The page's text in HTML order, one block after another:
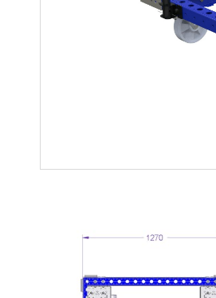
Soluciones para colgar
Soluciones Madre-Hija